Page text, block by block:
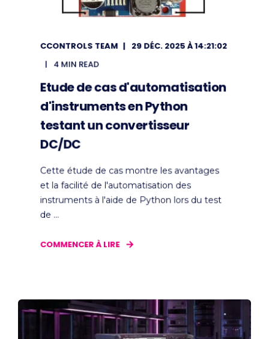
CCONTROLS TEAM
29 DÉC. 2025 À 14:21:02
4 MIN READ
Etude de cas d'automatisation
d'instruments en Python
testant un convertisseur
DC/DC
Cette étude de cas montre les avantages
et la facilité de l'automatisation des
instruments à l'aide de Python lors du test
de ...
COMMENCER À LIRE